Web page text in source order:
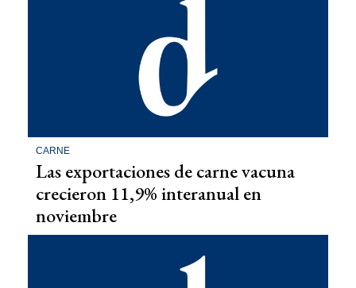
CARNE
Las exportaciones de carne vacuna
crecieron 11,9% interanual en
noviembre